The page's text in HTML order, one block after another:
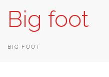
GRILLE DES PROGRAMMES
EMISSIONS / PODCASTS
Big foot
BIG FOOT